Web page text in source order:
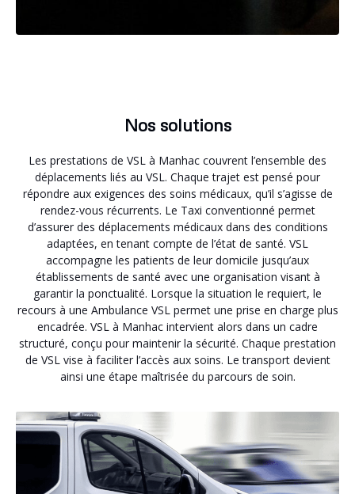
Nos solutions
Les prestations de VSL à Manhac couvrent l’ensemble des
déplacements liés au VSL. Chaque trajet est pensé pour
répondre aux exigences des soins médicaux, qu’il s’agisse de
rendez-vous récurrents. Le Taxi conventionné permet
d’assurer des déplacements médicaux dans des conditions
adaptées, en tenant compte de l’état de santé. VSL
accompagne les patients de leur domicile jusqu’aux
établissements de santé avec une organisation visant à
garantir la ponctualité. Lorsque la situation le requiert, le
recours à une Ambulance VSL permet une prise en charge plus
encadrée. VSL à Manhac intervient alors dans un cadre
structuré, conçu pour maintenir la sécurité. Chaque prestation
de VSL vise à faciliter l’accès aux soins. Le transport devient
ainsi une étape maîtrisée du parcours de soin.